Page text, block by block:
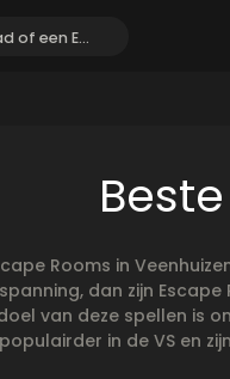
Rooms in
dan zijn
van deze spellen is
in de VS en